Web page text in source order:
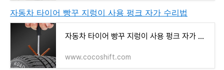
자동차 타이어 빵꾸 지렁이 사용 펑크 자가 수리법
자동차 타이어 빵꾸 지렁이 사용 펑크 자가 수리법
www.cocoshift.com